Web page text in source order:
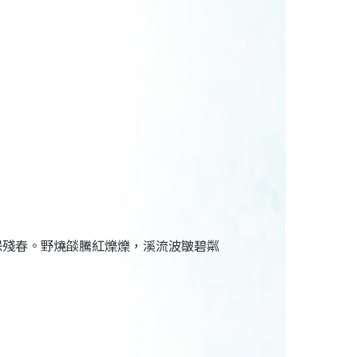
春。野燒燄騰紅爍爍，溪流波皺碧粼